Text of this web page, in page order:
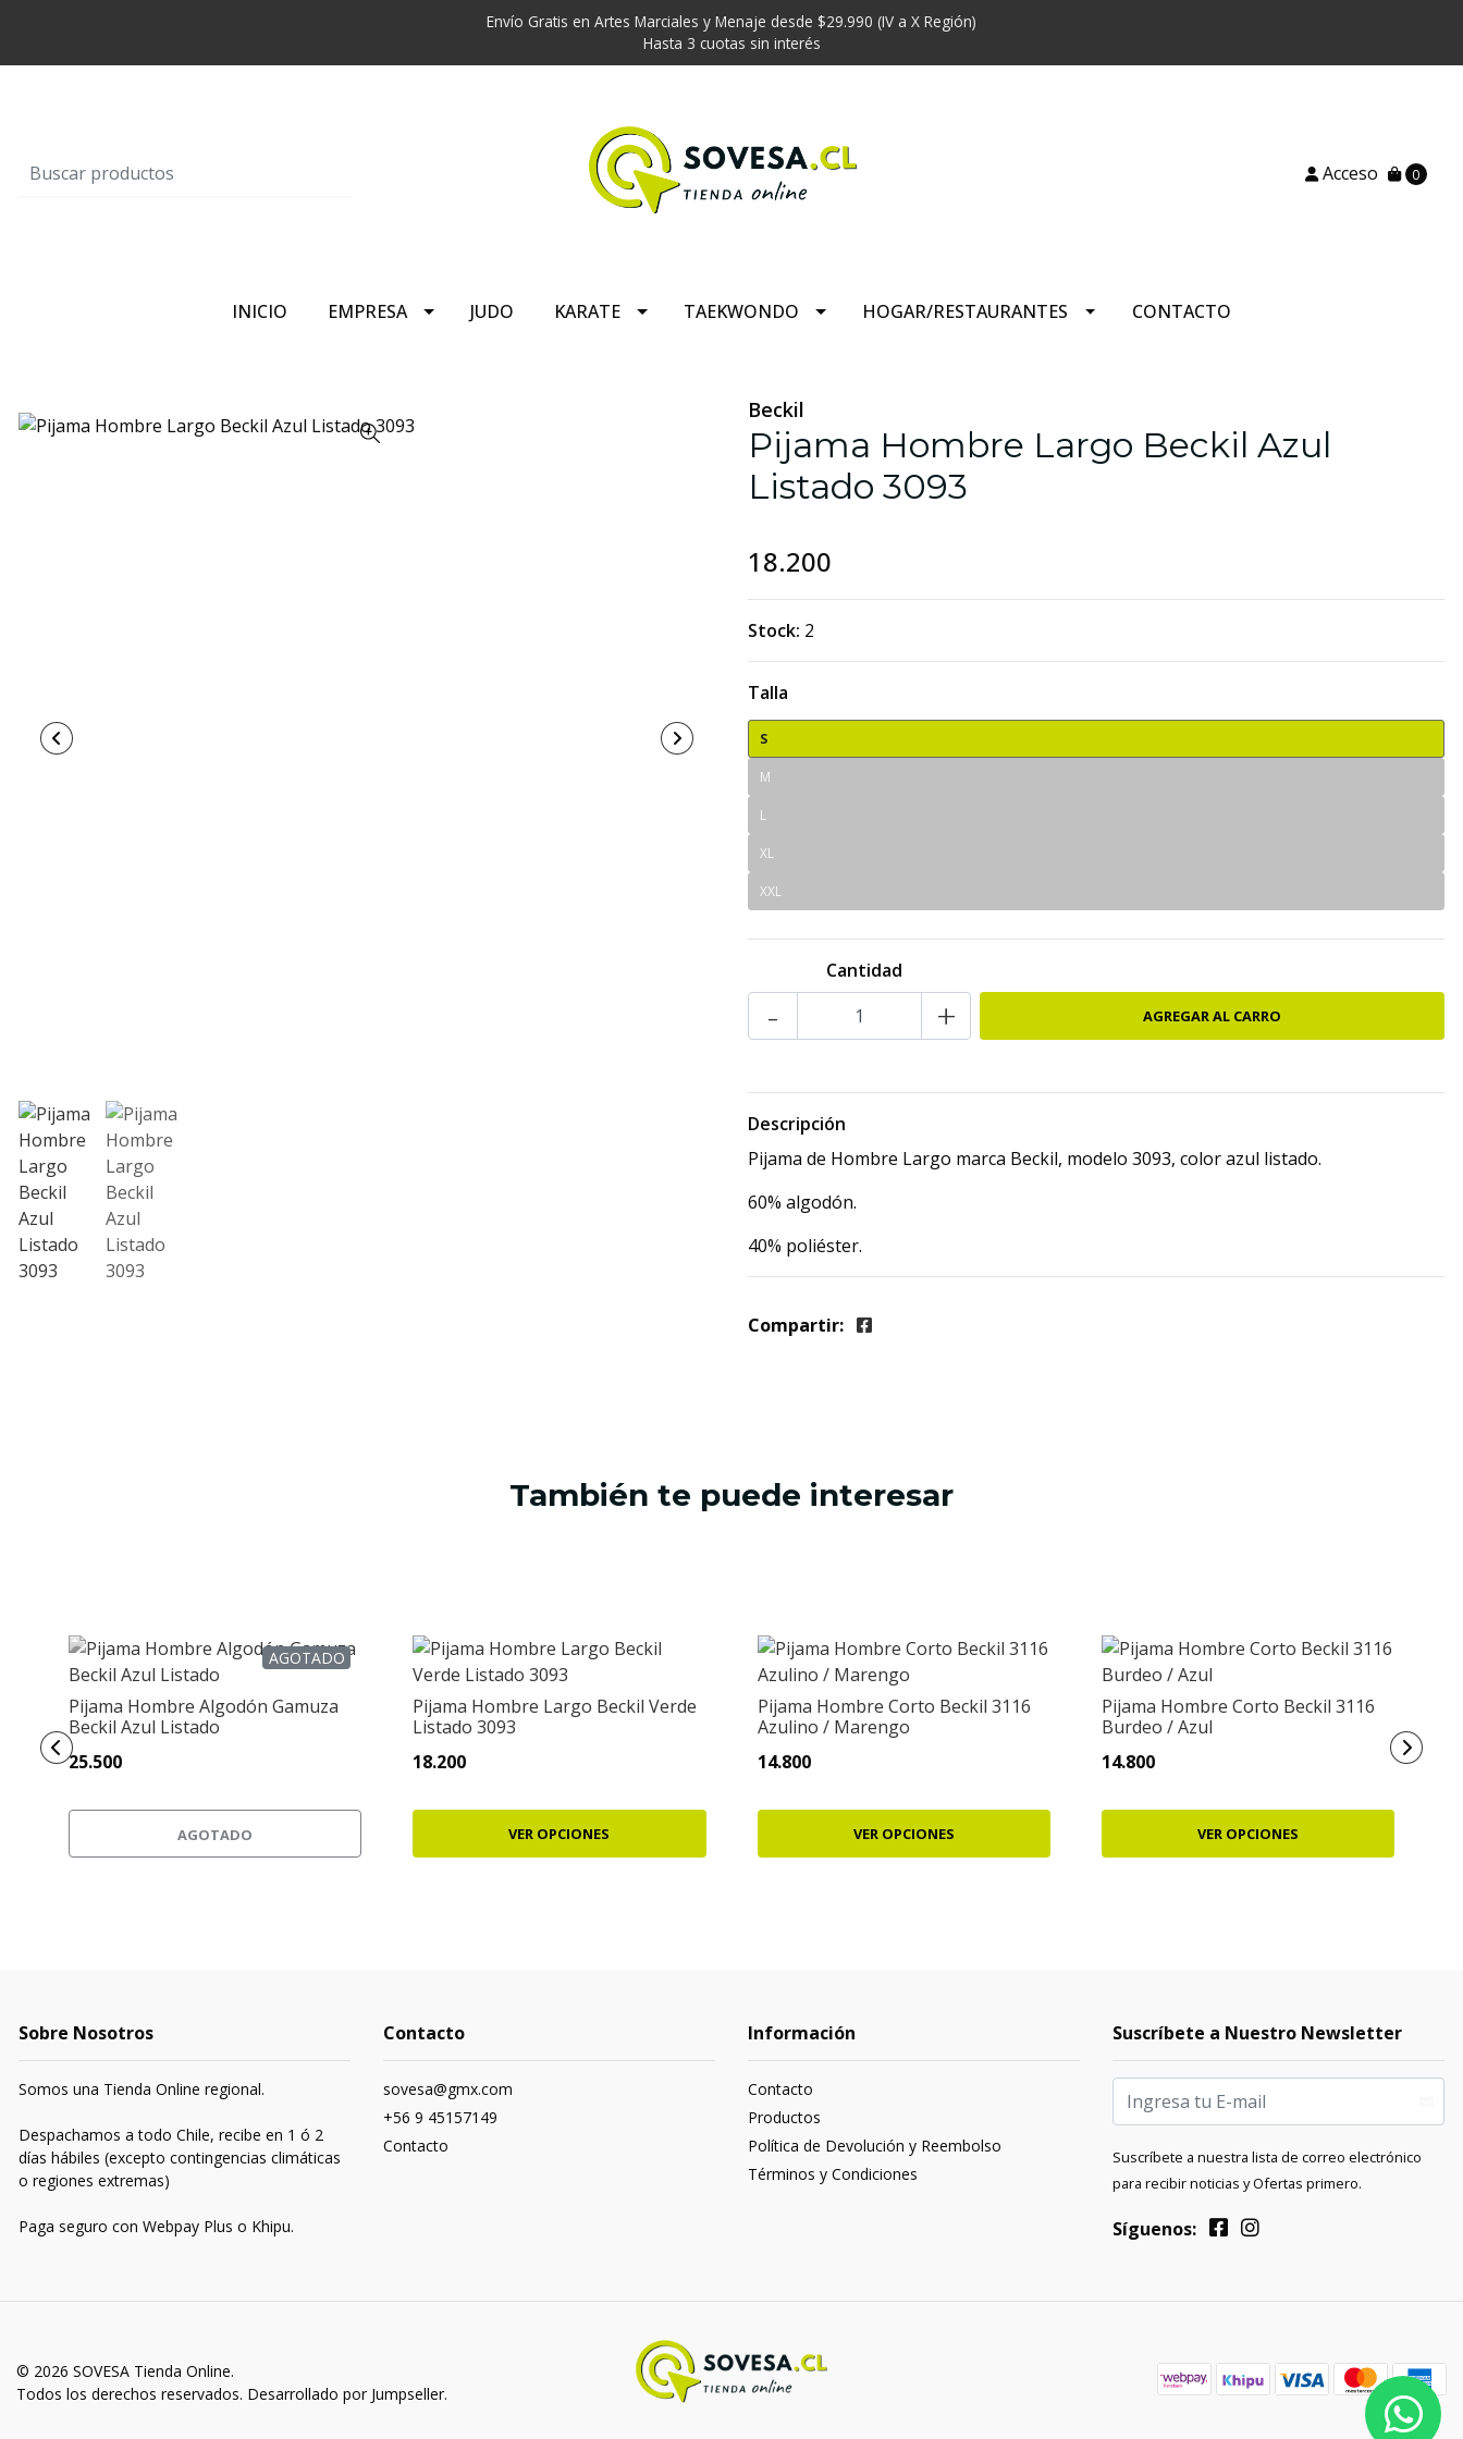
Envío Gratis en Artes Marciales y Menaje desde $29.990 (IV a X Región)
Hasta 3 cuotas sin interés
Acceso 0
INICIO EMPRESA JUDO KARATE TAEKWONDO HOGAR/RESTAURANTES CONTACTO
Beckil
Pijama Hombre Largo Beckil Azul
Listado 3093
18.200
Stock: 2
Talla
S
M
L
XL
XXL
Cantidad
- +
Descripción
Pijama de Hombre Largo marca Beckil, modelo 3093, color azul listado.
60% algodón.
40% poliéster.
Compartir:
También te puede interesar
AGOTADO
Pijama Hombre Algodón Gamuza
Beckil Azul Listado
25.500
AGOTADO
Pijama Hombre Largo Beckil Verde
Listado 3093
18.200
VER OPCIONES
Pijama Hombre Corto Beckil 3116
Azulino / Marengo
14.800
VER OPCIONES
Pijama Hombre Corto Beckil 3116
Burdeo / Azul
14.800
VER OPCIONES
Sobre Nosotros
Somos una Tienda Online regional.
Despachamos a todo Chile, recibe en 1 ó 2
días hábiles (excepto contingencias climáticas
o regiones extremas)
Paga seguro con Webpay Plus o Khipu.
Contacto
sovesa@gmx.com
+56 9 45157149
Contacto
Información
Contacto
Productos
Política de Devolución y Reembolso
Términos y Condiciones
Suscríbete a Nuestro Newsletter
Suscríbete a nuestra lista de correo electrónico
para recibir noticias y Ofertas primero.
Síguenos:
© 2026 SOVESA Tienda Online.
Todos los derechos reservados. Desarrollado por Jumpseller.